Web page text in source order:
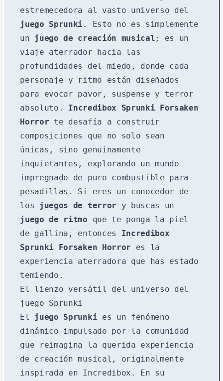
estremecedora al vasto universo del
juego Sprunki . Esto no es simplemente
un juego de creación musical; es un
viaje aterrador hacia las
profundidades del miedo, donde cada
personaje y ritmo están diseñados
para evocar pavor, suspense y terror
absoluto. Incredibox Sprunki Forsaken
Horror te desafía a construir
composiciones que no solo sean
únicas, sino genuinamente
inquietantes, explorando un mundo
impregnado de puro combustible para
pesadillas. Si eres un conocedor de
los
juegos de terror y buscas un
juego de ritmo que te ponga la piel
de gallina, entonces Incredibox
Sprunki Forsaken Horror es la
experiencia aterradora que has estado
temiendo.
El lienzo versátil del universo del
juego Sprunki
El juego Sprunki es un fenómeno
dinámico impulsado por la comunidad
que reimagina la querida experiencia
de creación musical, originalmente
inspirada en Incredibox. En su